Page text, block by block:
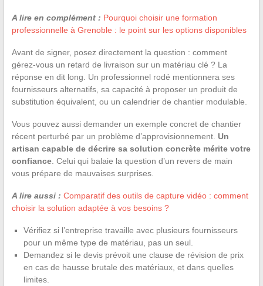
A lire en complément : Pourquoi choisir une formation
professionnelle à Grenoble : le point sur les options disponibles
Avant de signer, posez directement la question : comment
gérez-vous un retard de livraison sur un matériau clé ? La
réponse en dit long. Un professionnel rodé mentionnera ses
fournisseurs alternatifs, sa capacité à proposer un produit de
substitution équivalent, ou un calendrier de chantier modulable.
Vous pouvez aussi demander un exemple concret de chantier
récent perturbé par un problème d’approvisionnement. Un
artisan capable de décrire sa solution concrète mérite votre
confiance. Celui qui balaie la question d’un revers de main
vous prépare de mauvaises surprises.
A lire aussi : Comparatif des outils de capture vidéo : comment
choisir la solution adaptée à vos besoins ?
Vérifiez si l’entreprise travaille avec plusieurs fournisseurs
pour un même type de matériau, pas un seul.
Demandez si le devis prévoit une clause de révision de prix
en cas de hausse brutale des matériaux, et dans quelles
limites.